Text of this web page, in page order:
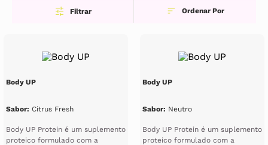
Filtrar
Body UP
Sabor: Citrus Fresh
Body UP Protein é um suplemento
proteico formulado com a
Body UP
Sabor: Neutro
Body UP Protein é um suplemento
proteico formulado com a